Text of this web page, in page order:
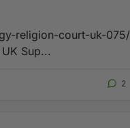
court-uk-075/ Miten
Sana on vapaa. The UK Sup...
2